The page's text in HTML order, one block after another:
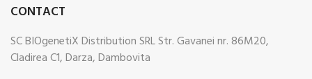
CONTACT
SC BIOgenetiX Distribution SRL Str. Gavanei nr. 86M20,
Cladirea C1, Darza, Dambovita